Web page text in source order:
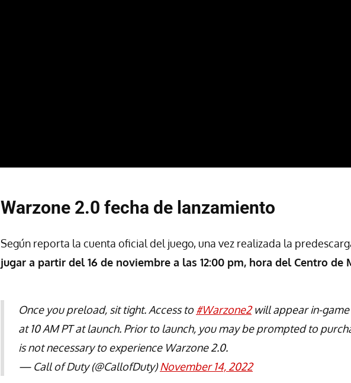
Warzone 2.0 fecha de lanzamiento
Según reporta la cuenta oficial del juego, una vez realizada la
jugar a partir del 16 de noviembre a las 12:00 pm, hora del Centro de
Once you preload, sit tight. Access to #Warzone2will appear in-game
at 10 AM PT at launch. Prior to launch, you may be prompted to
is not necessary to experience Warzone 2.0.
— Call of Duty (@CallofDuty)November 14, 2022